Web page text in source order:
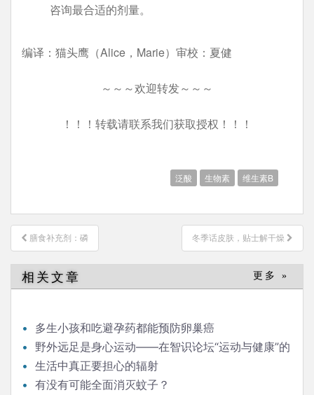
咨询最合适的剂量。
编译：猫头鹰（Alice，Marie）审校：夏健
～～～欢迎转发～～～
！！！转载请联系我们获取授权！！！
泛酸 生物素 维生素B
文
章
导
航
膳食补充剂：磷 冬季话皮肤，贴士解干燥
相关文章 更多 »
多生小孩和吃避孕药都能预防卵巢癌
野外远足是身心运动——在智识论坛“运动与健康”的
发言生活中真正要担心的辐射
有没有可能全面消灭蚊子？